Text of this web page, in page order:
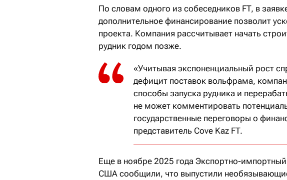
По словам одного из собеседников FT, в
дополнительное финансирование позволит
проекта. Компания рассчитывает начать
рудник годом позже.
«Учитывая экспоненциальный рост
дефицит поставок вольфрама,
способы запуска рудника и
не может комментировать
государственные переговоры о
представитель Cove Kaz FT.
Еще в ноябре 2025 года Экспортно-
США сообщили, что выпустили